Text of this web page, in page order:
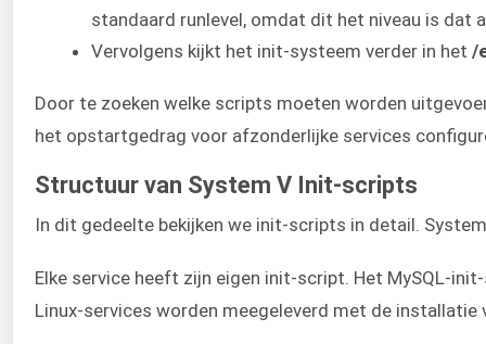
standaard runlevel, omdat dit het niveau is dat
Vervolgens kijkt het init-systeem verder in het /
Door te zoeken welke scripts moeten worden
het opstartgedrag voor afzonderlijke services
Structuur van System V Init-scripts
In dit gedeelte bekijken we init-scripts in detail.
Elke service heeft zijn eigen init-script. Het MySQL-
Linux-services worden meegeleverd met de